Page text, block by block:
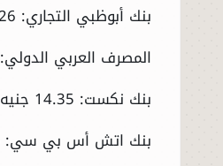
بنك أبوظبي التجاري: 14.26جنيه للشراء - 14.39جنيه للبيع
المصرف العربي الدولي: 14.54 جنيه للشراء - 14.57جنيه للبيع
بنك نكست: 14.35 جنيه للشراء - 14.39 جنيه للبيع
بنك اتش أس بي سي: 14.36 جنيه للشراء - 14.39جنيه للبيع